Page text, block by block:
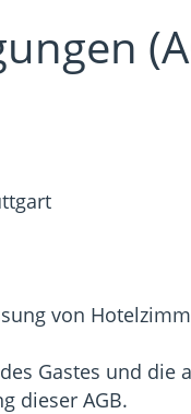
von
Gastes und
dieser AGB.